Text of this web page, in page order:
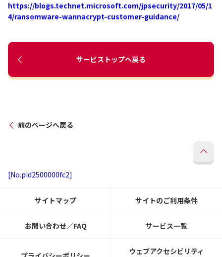
https://blogs.technet.microsoft.com/jpsecurity/2017/05/1
4/ransomware-wannacrypt-customer-guidance/
サービストップへ戻る
前のページへ戻る
[No.pid2500000fc2]
サイトマップ サイトのご利用条件
お問い合わせ／FAQ サービス一覧
ウェブアクセシビリティ